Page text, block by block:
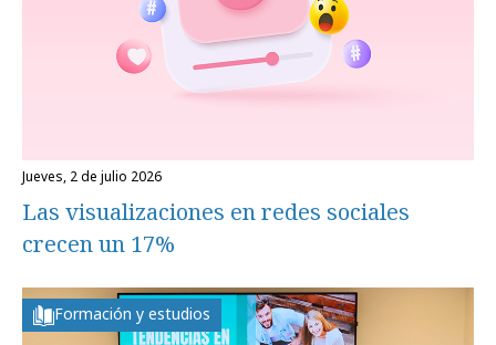
jueves, 2 de julio 2026
Las visualizaciones en redes sociales
crecen un 17%
Formación y estudios